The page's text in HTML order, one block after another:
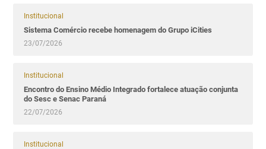
Institucional
Sistema Comércio recebe homenagem do Grupo iCities
23/07/2026
Institucional
Encontro do Ensino Médio Integrado fortalece atuação conjunta
do Sesc e Senac Paraná
22/07/2026
Institucional